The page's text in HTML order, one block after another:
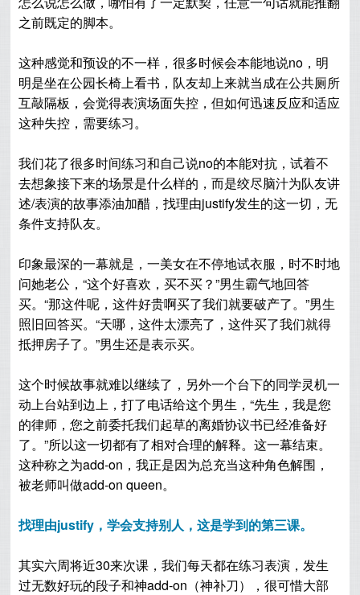
之前既定的脚本。
这种感觉和预设的不一样，很多时候会本能地说no，明
明是坐在公园长椅上看书，队友却上来就当成在公共厕所
互敲隔板，会觉得表演场面失控，但如何迅速反应和适应
这种失控，需要练习。
我们花了很多时间练习和自己说no的本能对抗，试着不
去想象接下来的场景是什么样的，而是绞尽脑汁为队友讲
述/表演的故事添油加醋，找理由justify发生的这一切，无
条件支持队友。
印象最深的一幕就是，一美女在不停地试衣服，时不时地
问她老公，“这个好喜欢，买不买？”男生霸气地回答
买。“那这件呢，这件好贵啊买了我们就要破产了。”男生
照旧回答买。“天哪，这件太漂亮了，这件买了我们就得
抵押房子了。”男生还是表示买。
这个时候故事就难以继续了，另外一个台下的同学灵机一
动上台站到边上，打了电话给这个男生，“先生，我是您
的律师，您之前委托我们起草的离婚协议书已经准备好
了。”所以这一切都有了相对合理的解释。这一幕结束。
这种称之为add-on，我正是因为总充当这种角色解围，
被老师叫做add-on queen。
找理由justify，学会支持别人，这是学到的第三课。
其实六周将近30来次课，我们每天都在练习表演，发生
过无数好玩的段子和神add-on（神补刀）
，很可惜大部